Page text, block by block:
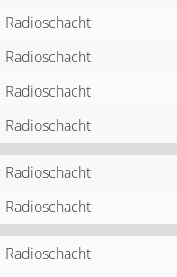
Radioschacht
Radioschacht
Radioschacht
Radioschacht
Radioschacht
Radioschacht
Radioschacht